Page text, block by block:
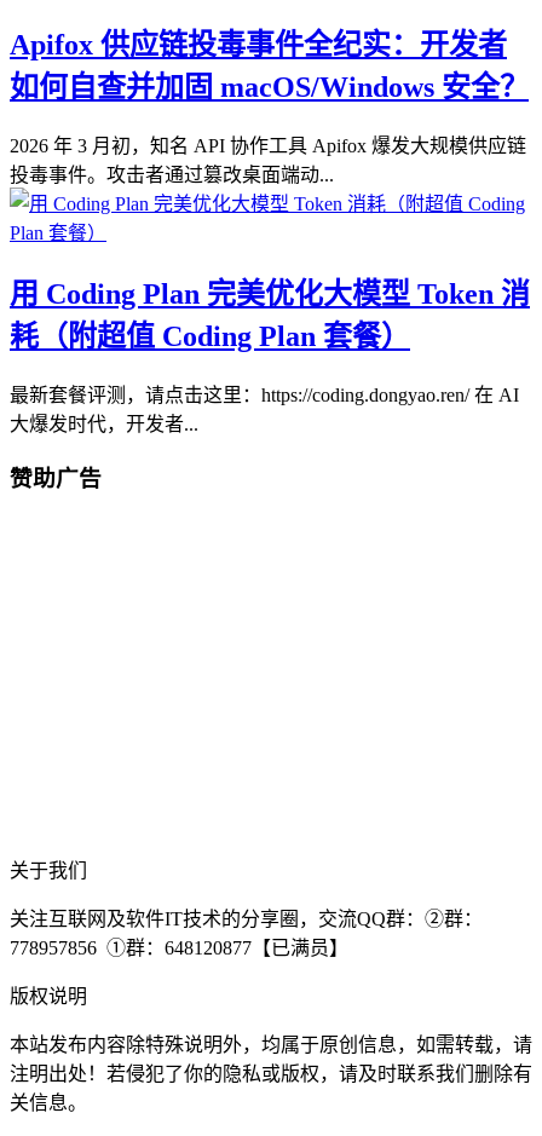
Apifox 供应链投毒事件全纪实：开发者
如何自查并加固 macOS/Windows 安全？
2026 年 3 月初，知名 API 协作工具 Apifox 爆发大规模供应链
投毒事件。攻击者通过篡改桌面端动...
用 Coding Plan 完美优化大模型 Token 消
耗（附超值 Coding Plan 套餐）
最新套餐评测，请点击这里：https://coding.dongyao.ren/ 在 AI
大爆发时代，开发者...
赞助广告
关于我们
关注互联网及软件IT技术的分享圈，交流QQ群：②群：
778957856 ①群：648120877【已满员】
版权说明
本站发布内容除特殊说明外，均属于原创信息，如需转载，请
注明出处！若侵犯了你的隐私或版权，请及时联系我们删除有
关信息。